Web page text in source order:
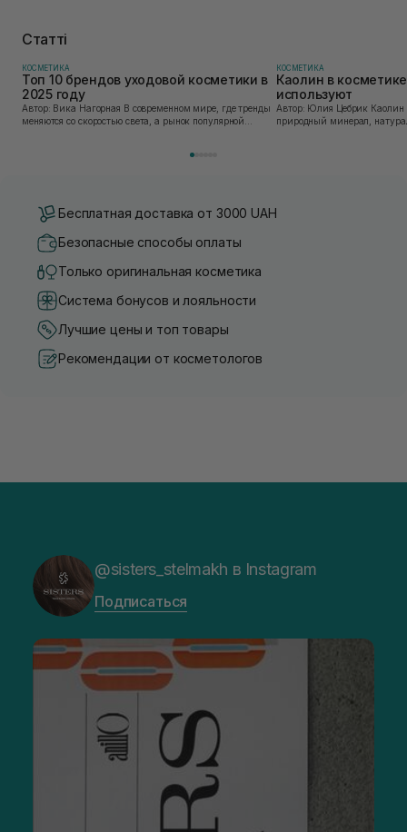
Статті
КОСМЕТИКА
Топ 10 брендов уходовой косметики в
2025 году
Автор: Вика Нагорная В современном мире, где тренды
меняются со скоростью света, а рынок популярной
КОСМЕТИКА
Каолин в
используют
Автор: Юлия Цебрик Каолин в косметологии – это
природный минерал,
Бесплатная доставка от 3000 UAH
Безопасные способы оплаты
Только оригинальная косметика
Система бонусов и лояльности
Лучшие цены и топ товары
Рекомендации от косметологов
@sisters_stelmakh в Instagram
Подписаться